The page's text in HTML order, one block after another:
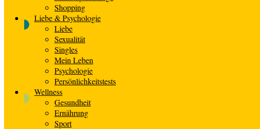
Shopping
Liebe & Psychologie
Liebe
Sexualität
Singles
Mein Leben
Psychologie
Persönlichkeitstests
Wellness
Gesundheit
Ernährung
Sport